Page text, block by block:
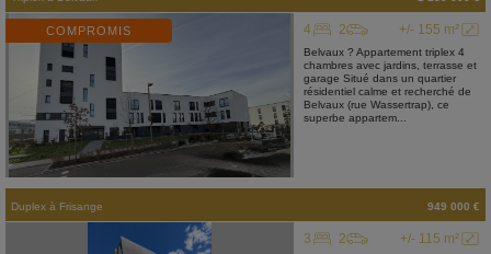
COMPROMIS +/- 155 m²
4 2
Belvaux ? Appartement triplex 4
chambres avec jardins, terrasse et
garage Situé dans un quartier
résidentiel calme et recherché de
Belvaux (rue Wassertrap), ce
superbe appartem...
Duplex à Frisange 949 000 €
+/- 115 m²
3 2